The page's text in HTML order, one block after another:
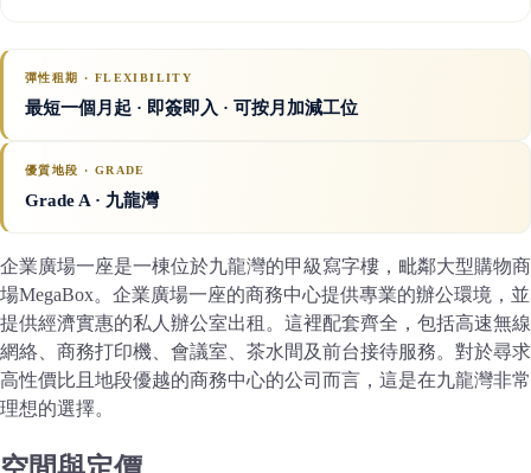
彈性租期 · FLEXIBILITY
最短一個月起 · 即簽即入 · 可按月加減工位
優質地段 · GRADE
Grade A· 九龍灣
企業廣場一座是一棟位於九龍灣的甲級寫字樓，毗鄰大型購物商
場MegaBox。企業廣場一座的商務中心提供專業的辦公環境，並
提供經濟實惠的私人辦公室出租。這裡配套齊全，包括高速無線
網絡、商務打印機、會議室、茶水間及前台接待服務。對於尋求
高性價比且地段優越的商務中心的公司而言，這是在九龍灣非常
理想的選擇。